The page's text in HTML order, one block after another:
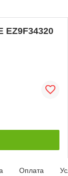
EZ9F34320
Оплата